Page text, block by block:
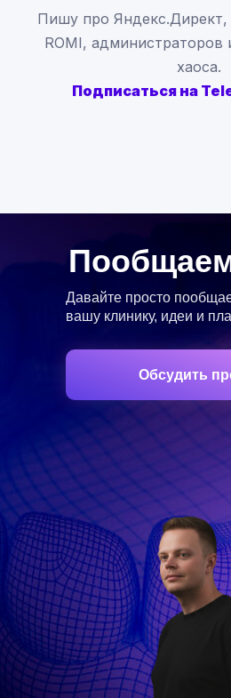
Пишу про Яндекс.Директ,
ROMI, администраторов
хаоса.
Подписаться на
Давайте просто
вашу клинику, идеи и
Обсудить